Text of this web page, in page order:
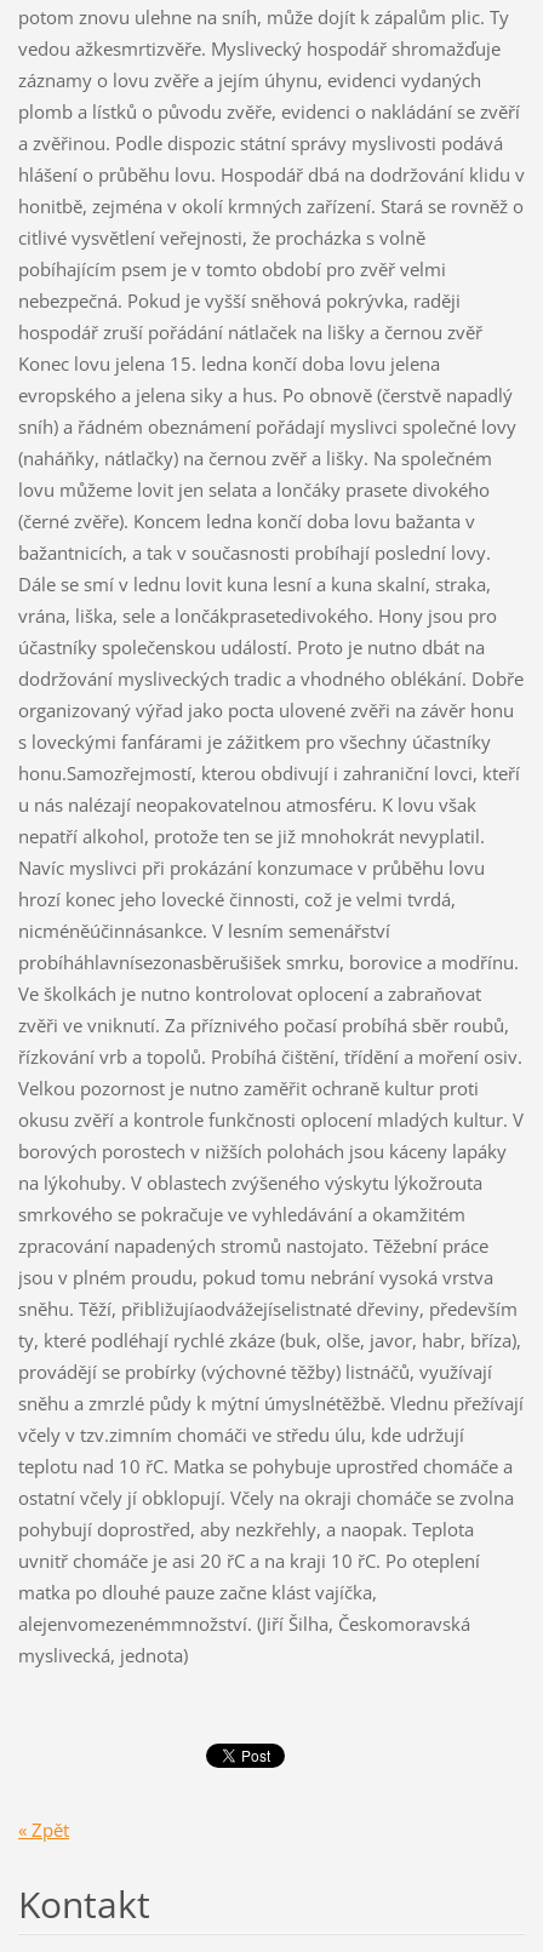
potom znovu ulehne na sníh, může dojít k zápalům plic. Ty
vedou ažkesmrtizvěře. Myslivecký hospodář shromažďuje
záznamy o lovu zvěře a jejím úhynu, evidenci vydaných
plomb a lístků o původu zvěře, evidenci o nakládání se zvěří
a zvěřinou. Podle dispozic státní správy myslivosti podává
hlášení o průběhu lovu. Hospodář dbá na dodržování klidu v
honitbě, zejména v okolí krmných zařízení. Stará se rovněž o
citlivé vysvětlení veřejnosti, že procházka s volně
pobíhajícím psem je v tomto období pro zvěř velmi
nebezpečná. Pokud je vyšší sněhová pokrývka, raději
hospodář zruší pořádání nátlaček na lišky a černou zvěř
Konec lovu jelena 15. ledna končí doba lovu jelena
evropského a jelena siky a hus. Po obnově (čerstvě napadlý
sníh) a řádném obeznámení pořádají myslivci společné lovy
(naháňky, nátlačky) na černou zvěř a lišky. Na společném
lovu můžeme lovit jen selata a lončáky prasete divokého
(černé zvěře). Koncem ledna končí doba lovu bažanta v
bažantnicích, a tak v současnosti probíhají poslední lovy.
Dále se smí v lednu lovit kuna lesní a kuna skalní, straka,
vrána, liška, sele a lončákprasetedivokého. Hony jsou pro
účastníky společenskou událostí. Proto je nutno dbát na
dodržování mysliveckých tradic a vhodného oblékání. Dobře
organizovaný výřad jako pocta ulovené zvěři na závěr honu
s loveckými fanfárami je zážitkem pro všechny účastníky
honu.Samozřejmostí, kterou obdivují i zahraniční lovci, kteří
u nás nalézají neopakovatelnou atmosféru. K lovu však
nepatří alkohol, protože ten se již mnohokrát nevyplatil.
Navíc myslivci při prokázání konzumace v průběhu lovu
hrozí konec jeho lovecké činnosti, což je velmi tvrdá,
nicméněúčinnásankce. V lesním semenářství
probíháhlavnísezonasběrušišek smrku, borovice a modřínu.
Ve školkách je nutno kontrolovat oplocení a zabraňovat
zvěři ve vniknutí. Za příznivého počasí probíhá sběr roubů,
řízkování vrb a topolů. Probíhá čištění, třídění a moření osiv.
Velkou pozornost je nutno zaměřit ochraně kultur proti
okusu zvěří a kontrole funkčnosti oplocení mladých kultur. V
borových porostech v nižších polohách jsou káceny lapáky
na lýkohuby. V oblastech zvýšeného výskytu lýkožrouta
smrkového se pokračuje ve vyhledávání a okamžitém
zpracování napadených stromů nastojato. Těžební práce
jsou v plném proudu, pokud tomu nebrání vysoká vrstva
sněhu. Těží, přibližujíaodvážejíselistnaté dřeviny, především
ty, které podléhají rychlé zkáze (buk, olše, javor, habr, bříza),
provádějí se probírky (výchovné těžby) listnáčů, využívají
sněhu a zmrzlé půdy k mýtní úmyslnétěžbě. Vlednu přežívají
včely v tzv.zimním chomáči ve středu úlu, kde udržují
teplotu nad 10 řC. Matka se pohybuje uprostřed chomáče a
ostatní včely jí obklopují. Včely na okraji chomáče se zvolna
pohybují doprostřed, aby nezkřehly, a naopak. Teplota
uvnitř chomáče je asi 20 řC a na kraji 10 řC. Po oteplení
matka po dlouhé pauze začne klást vajíčka,
alejenvomezenémmnožství. (Jiří Šilha, Českomoravská
myslivecká, jednota)
« Zpět
Kontakt